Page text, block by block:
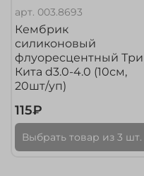
арт. 003.8693
Кембрик
силиконовый
флуоресцентный Три
Кита d3.0-4.0 (10см,
20шт/уп)
115₽
Выбрать товар из 3 шт.